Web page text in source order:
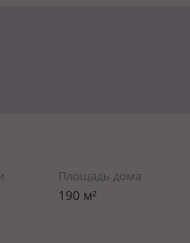
Площадь дома
190 м²